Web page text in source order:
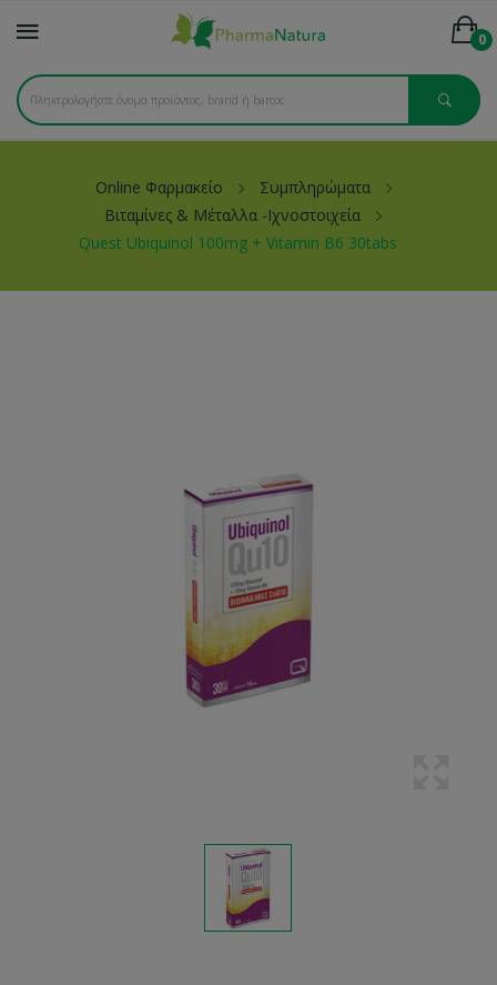
0
Online Φαρμακείο
Συμπληρώματα
Βιταμίνες & Μέταλλα -Ιχνοστοιχεία
Quest Ubiquinol 100mg + Vitamin B6 30tabs